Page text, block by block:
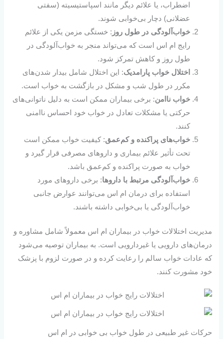
اضطراب، یا علائم دیگر مانند اسپاستیسیته (سفتی
عضلانی) دچار بی‌خوابی شوند.
خواب‌آلودگی در طول روز : خستگی مزمن یکی از علائم
رایج ام اس است که می‌تواند منجر به خواب‌آلودگی در
طول روز و کاهش تمرکز شود.
اختلال خواب پارامدیک: این اختلال شامل بیدار شدن‌های
مکرر در طول شب و مشکل در بازگشت به خواب است.
خواب ناامن: برخی بیماران ممکن است به دلیل ناتوانی‌های
حرکتی یا مشکلات تعادل در خواب خود احساس ناامنی
کنند.
خواب‌های پراکنده و کم‌عمق: کیفیت خواب ممکن است
تحت تأثیر علائم بیماری و داروهای مصرفی قرار گیرد و
خواب به صورت پراکنده و کم‌عمق باشد.
خواب‌آلودگی مرتبط با داروها: برخی داروهای مورد
استفاده برای درمان ام اس می‌توانند عوارض جانبی
خواب‌آلودگی یا بی‌خوابی داشته باشند.
مدیریت اختلالات خواب در بیماران ام اس معمولاً شامل مشاوره و
درمان‌های دارویی یا غیردارویی است. به بیماران توصیه می‌شود
که عادات خواب سالم را رعایت کرده و در صورت لزوم با پزشک
خود مشورت کنند.
حرکات غیر طبیعی در طول خواب بی خوابی در ام اس